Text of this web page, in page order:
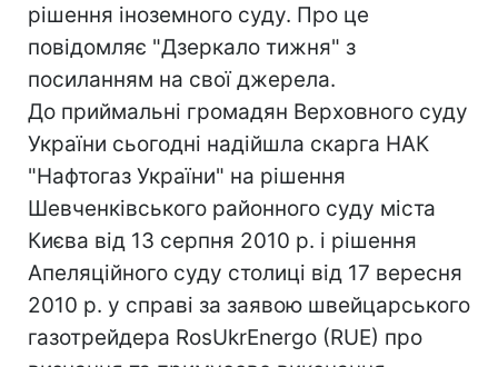
рішення іноземного суду. Про це
повідомляє "Дзеркало тижня" з
посиланням на свої джерела.
До приймальні громадян Верховного суду
України сьогодні надійшла скарга НАК
"Нафтогаз України" на рішення
Шевченківського районного суду міста
Києва від 13 серпня 2010 р. і рішення
Апеляційного суду столиці від 17 вересня
2010 р. у справі за заявою швейцарського
газотрейдера RosUkrEnergo (RUE) про